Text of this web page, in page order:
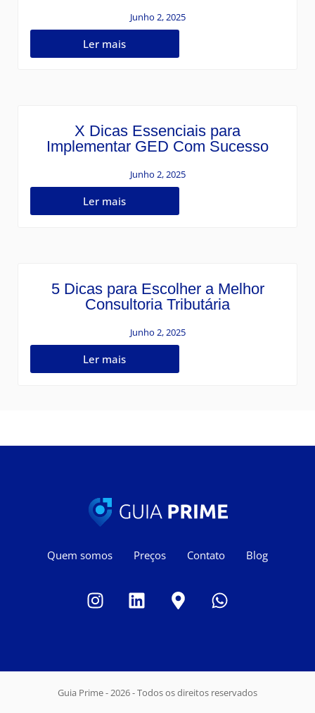
Junho 2, 2025
Ler mais
X Dicas Essenciais para
Implementar GED Com Sucesso
Junho 2, 2025
Ler mais
5 Dicas para Escolher a Melhor
Consultoria Tributária
Junho 2, 2025
Ler mais
Quem somos Preços Contato Blog
Guia Prime - 2026 - Todos os direitos reservados